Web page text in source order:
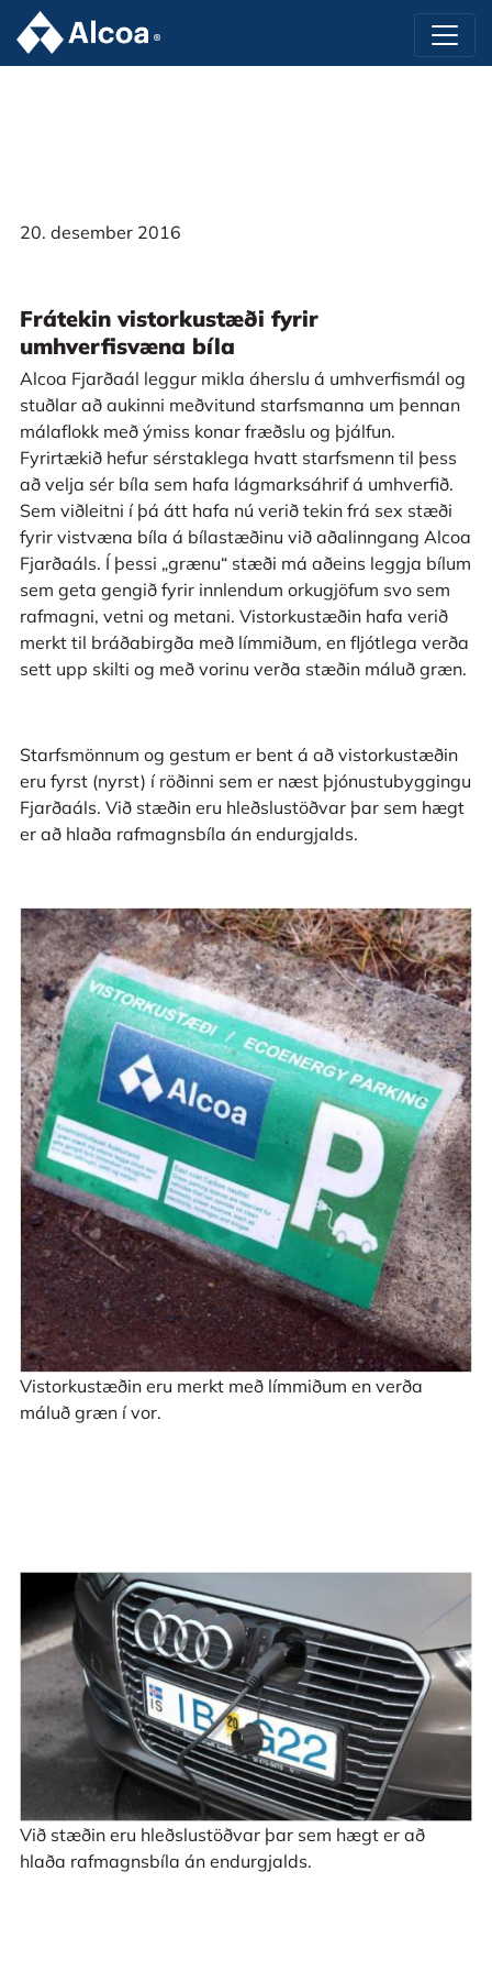
20. desember 2016
Frátekin vistorkustæði fyrir
umhverfisvæna bíla
Alcoa Fjarðaál leggur mikla áherslu á umhverfismál og
stuðlar að aukinni meðvitund starfsmanna um þennan
málaflokk með ýmiss konar fræðslu og þjálfun.
Fyrirtækið hefur sérstaklega hvatt starfsmenn til þess
að velja sér bíla sem hafa lágmarksáhrif á umhverfið.
Sem viðleitni í þá átt hafa nú verið tekin frá sex stæði
fyrir vistvæna bíla á bílastæðinu við aðalinngang Alcoa
Fjarðaáls. Í þessi „grænu“ stæði má aðeins leggja bílum
sem geta gengið fyrir innlendum orkugjöfum svo sem
rafmagni, vetni og metani. Vistorkustæðin hafa verið
merkt til bráðabirgða með límmiðum, en fljótlega verða
sett upp skilti og með vorinu verða stæðin máluð græn.
Starfsmönnum og gestum er bent á að vistorkustæðin
eru fyrst (nyrst) í röðinni sem er næst þjónustubyggingu
Fjarðaáls. Við stæðin eru hleðslustöðvar þar sem hægt
er að hlaða rafmagnsbíla án endurgjalds.
Vistorkustæðin eru merkt með límmiðum en verða
máluð græn í vor.
Við stæðin eru hleðslustöðvar þar sem hægt er að
hlaða rafmagnsbíla án endurgjalds.